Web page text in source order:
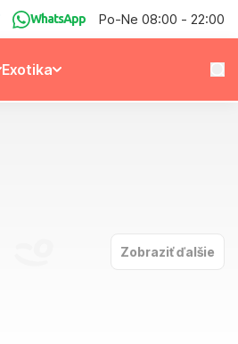
WhatsApp Po-Ne 08:00 - 22:00
Exotika
Zobraziť ďalšie